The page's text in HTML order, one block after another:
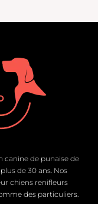
canine de punaise de
de 30 ans. Nos
chiens renifleurs
des particuliers.